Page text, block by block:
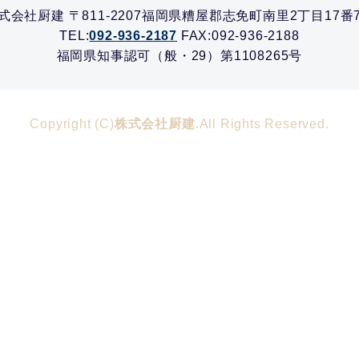
会社厨建 〒811-2207福岡県糟屋郡志免町南里2丁目17番
TEL:092-936-2187 FAX:092-936-2188
福岡県知事認可（般・29）第1108265号
Copyright (C)株式会社厨建.All Rights Reserved.